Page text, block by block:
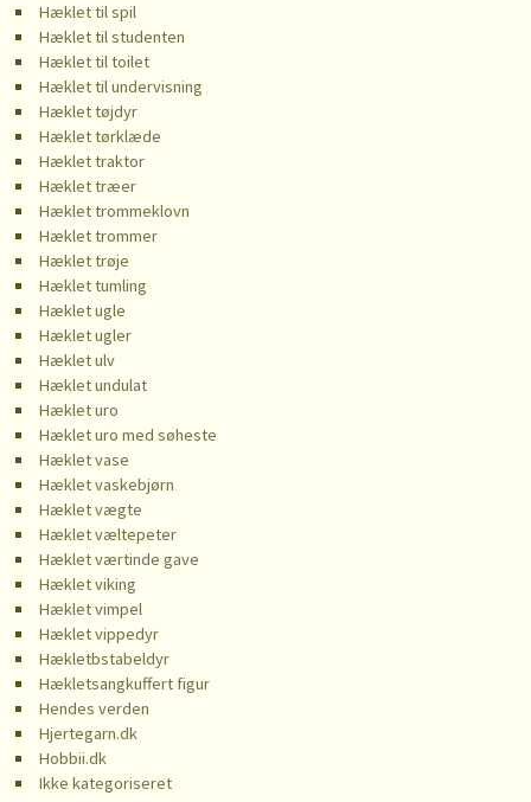
Hæklet til spil
Hæklet til studenten
Hæklet til toilet
Hæklet til undervisning
Hæklet tøjdyr
Hæklet tørklæde
Hæklet traktor
Hæklet træer
Hæklet trommeklovn
Hæklet trommer
Hæklet trøje
Hæklet tumling
Hæklet ugle
Hæklet ugler
Hæklet ulv
Hæklet undulat
Hæklet uro
Hæklet uro med søheste
Hæklet vase
Hæklet vaskebjørn
Hæklet vægte
Hæklet væltepeter
Hæklet værtinde gave
Hæklet viking
Hæklet vimpel
Hæklet vippedyr
Hækletbstabeldyr
Hækletsangkuffert figur
Hendes verden
Hjertegarn.dk
Hobbii.dk
Ikke kategoriseret